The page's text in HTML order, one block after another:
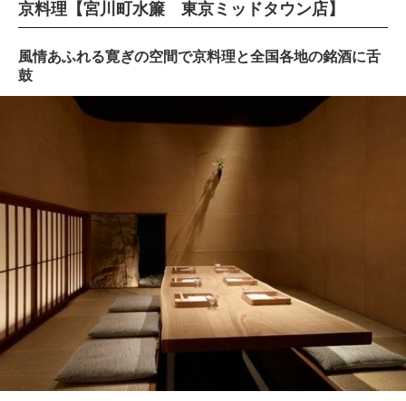
京料理【宮川町水簾 東京ミッドタウン店】
風情あふれる寛ぎの空間で京料理と全国各地の銘酒に舌
鼓